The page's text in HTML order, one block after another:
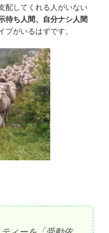
配してくれる人がいない
待ち人間、自分ナシ人間
プがいるはずです。